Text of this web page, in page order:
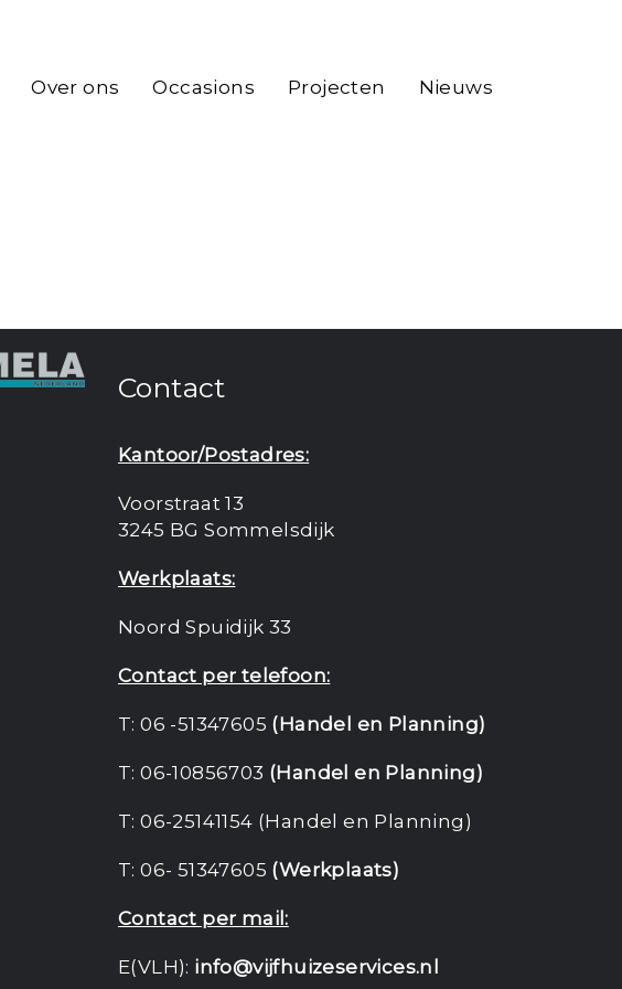
Over ons Occasions Projecten Nieuws
Contact
Kantoor/Postadres:
Voorstraat 13
3245 BG Sommelsdijk
Werkplaats:
Noord Spuidijk 33
Contact per telefoon:
T: 06 -51347605 (Handel en Planning)
T: 06-10856703 (Handel en Planning)
T: 06-25141154 (Handel en Planning)
T: 06- 51347605 (Werkplaats)
Contact per mail:
E(VLH): info@vijfhuizeservices.nl